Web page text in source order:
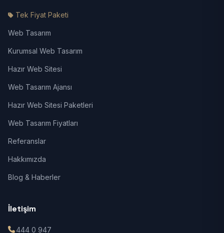
Tek Fiyat Paketi
Web Tasarım
Kurumsal Web Tasarım
Hazır Web Sitesi
Web Tasarım Ajansı
Hazır Web Sitesi Paketleri
Web Tasarım Fiyatları
Referanslar
Hakkımızda
Blog & Haberler
İletişim
444 0 947